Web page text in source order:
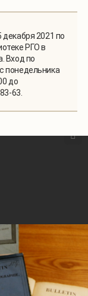
декабря 2021 по
РГО в
Вход по
понедельника
до
63.